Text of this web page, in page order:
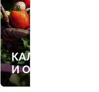
КАЛЕНДАРЬ
И ОГОРОДЕ